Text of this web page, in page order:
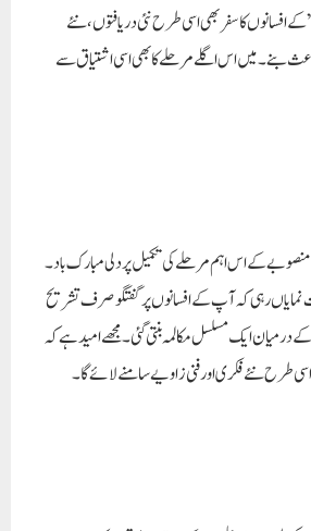
کے افسانوں کا سفر بھی اسی طرح نئی دریافتوں، نئے
باعث بنے۔ میں اس اگلے مرحلے کا بھی اسی اشتیاق سے
کے اس اہم مرحلے کی تکمیل پر دلی مبارک باد۔
رہی کہ آپ کے افسانوں پر گفتگو صرف تشریح
درمیان ایک مسلسل مکالمہ بنتی گئی۔ مجھے امید ہے کہ
طرح نئے فکری اور فنی زاویے سامنے لائے گا۔